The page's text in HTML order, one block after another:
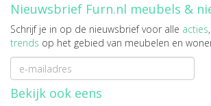
Nieuwsbrief Furn.nl meubels &
Schrijf je in op de nieuwsbrief voor alle acties,
trends op het gebied van meubelen en
Bekijk ook eens